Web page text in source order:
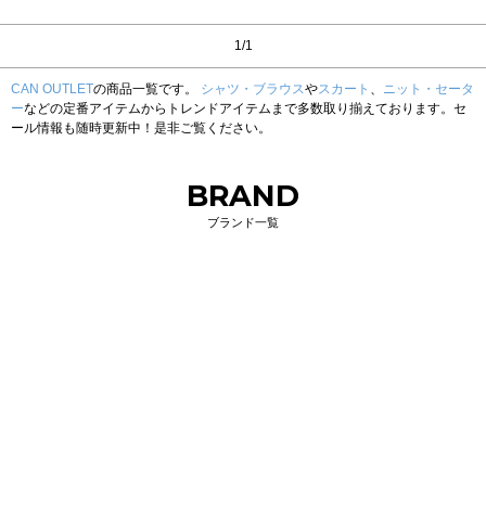
1/1
CAN OUTLETの商品一覧です。 シャツ・ブラウスやスカート 、 ニット・セータ
ーなどの定番アイテムからトレンドアイテムまで多数取り揃えております。セ
ール情報も随時更新中！是非ご覧ください。
BRAND
ブランド一覧